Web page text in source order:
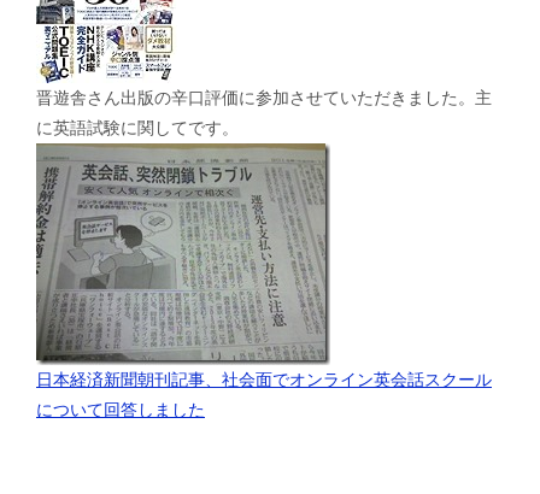
晋遊舎さん出版の辛口評価に参加させていただきました。主
に英語試験に関してです。
日本経済新聞朝刊記事、社会面でオンライン英会話スクール
について回答しました